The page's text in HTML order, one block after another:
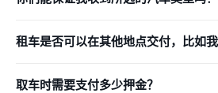
租车是否可以在其他地点交付，比如我
取车时需要支付多少押金？